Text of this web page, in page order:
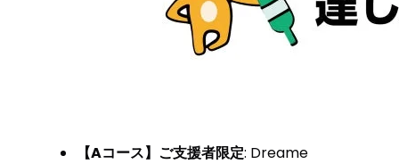
【Aコース】ご支援者限定: Dreame